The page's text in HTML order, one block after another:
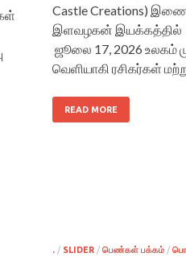
Castle Creations)
இளவழகன் இயக்கத்தில்
ஜூலை 17, 2026 உலகம்
வெளியாகி ரசிகர்கள்
READ MORE
. / SLIDER / பெண்கள் பக்கம் /